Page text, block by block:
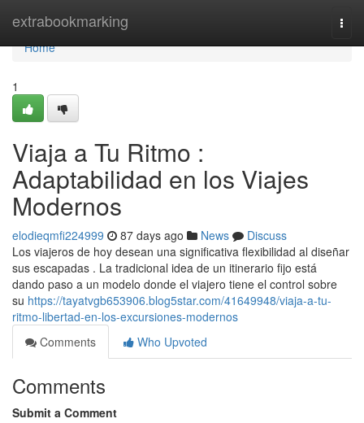
extrabookmarking
Home
Home
1
Viaja a Tu Ritmo :
Adaptabilidad en los Viajes
Modernos
elodieqmfi224999 87 days ago News
Discuss
Los viajeros de hoy desean una significativa flexibilidad al diseñar
sus escapadas . La tradicional idea de un itinerario fijo está
dando paso a un modelo donde el viajero tiene el control sobre
su https://tayatvgb653906.blog5star.com/41649948/viaja-a-tu-
ritmo-libertad-en-los-excursiones-modernos
Comments
Who Upvoted
Comments
Submit a Comment